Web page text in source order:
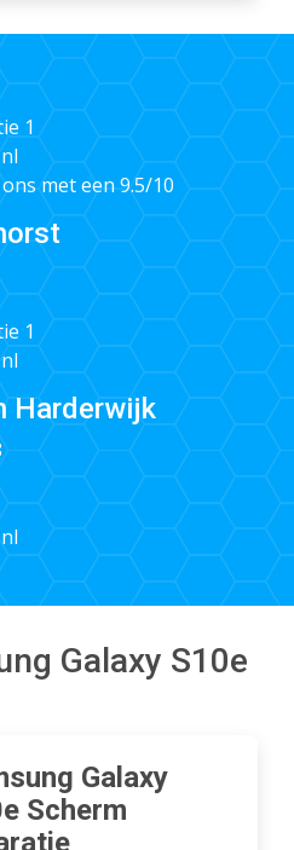
1
met een 9.5/10
1
Harderwijk
Galaxy S10e
Galaxy
Scherm